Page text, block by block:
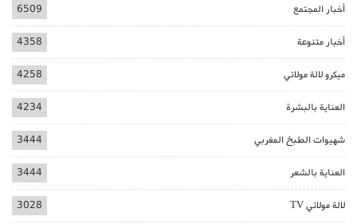
أخبار المجتمع 6509
أخبار متنوعة 4358
ميكرو لالة مولاتي 4258
العناية بالبشرة 4234
شهيوات الطبخ المغربي 3444
العناية بالشعر 3444
لالة مولاتي TV 3028